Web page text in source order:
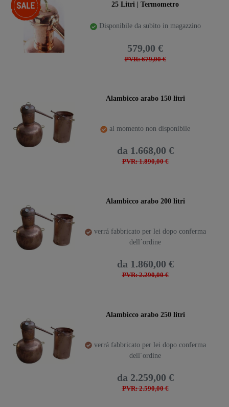
25 Litri | Termometro
Disponibile da subito in magazzino
PVR: 679,00 €
579,00 €
Alambicco arabo 150 litri
al momento non disponibile
PVR: 1.890,00 €
da 1.668,00 €
Alambicco arabo 200 litri
verrá fabbricato per lei dopo conferma
dell´ordine
PVR: 2.290,00 €
da 1.860,00 €
Alambicco arabo 250 litri
verrá fabbricato per lei dopo conferma
dell´ordine
PVR: 2.590,00 €
da 2.259,00 €